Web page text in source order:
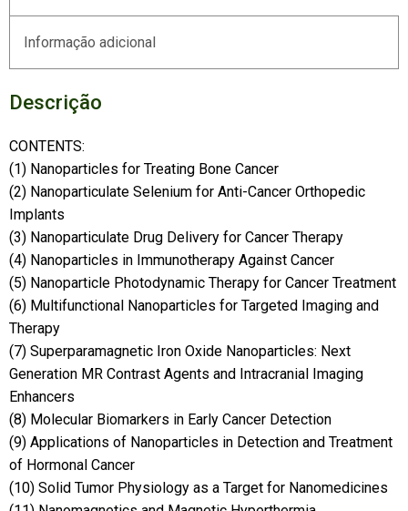
Informação adicional
Descrição
CONTENTS:
(1) Nanoparticles for Treating Bone Cancer
(2) Nanoparticulate Selenium for Anti-Cancer Orthopedic
Implants
(3) Nanoparticulate Drug Delivery for Cancer Therapy
(4) Nanoparticles in Immunotherapy Against Cancer
(5) Nanoparticle Photodynamic Therapy for Cancer Treatment
(6) Multifunctional Nanoparticles for Targeted Imaging and
Therapy
(7) Superparamagnetic Iron Oxide Nanoparticles: Next
Generation MR Contrast Agents and Intracranial Imaging
Enhancers
(8) Molecular Biomarkers in Early Cancer Detection
(9) Applications of Nanoparticles in Detection and Treatment
of Hormonal Cancer
(10) Solid Tumor Physiology as a Target for Nanomedicines